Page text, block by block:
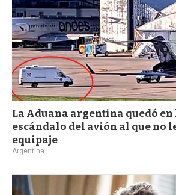
La Aduana argentina quedó
escándalo del avión al que no
equipaje
Argentina